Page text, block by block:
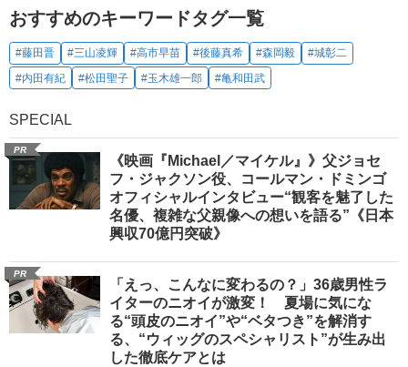
おすすめのキーワードタグ一覧
#藤田晋 #三山凌輝 #高市早苗 #後藤真希 #森岡毅
#城彰二
#内田有紀
#松田聖子 #玉木雄一郎 #亀和田武
SPECIAL
PR
《映画『Michael／マイケル』》父ジョセ
フ・ジャクソン役、コールマン・ドミンゴ
オフィシャルインタビュー“観客を魅了した
名優、複雑な父親像への想いを語る”《日本
興収70億円突破》
PR
「えっ、こんなに変わるの？」36歳男性ラ
イターのニオイが激変！ 夏場に気にな
る“頭皮のニオイ”や“ベタつき”を解消す
る、“ウィッグのスペシャリスト”が生み出
した徹底ケアとは